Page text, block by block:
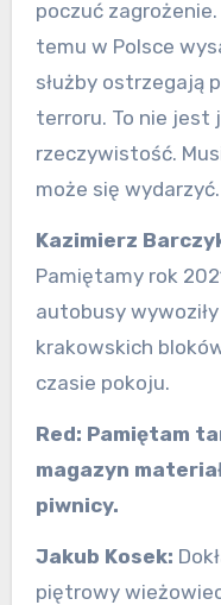
poczuć
temu w Polsce
służby ostrzegają
terroru. To nie jest
rzeczywistość.
może się wydarzyć.
Kazimierz
Pamiętamy rok
autobusy
krakowskich
czasie pokoju.
Red: Pamiętam
magazyn
piwnicy.
Jakub Kosek:
piętrowy